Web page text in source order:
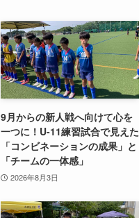
9月からの新人戦へ向けて心を
一つに！U-11練習試合で見えた
「コンビネーションの成果」と
「チームの一体感」
2026年8月3日